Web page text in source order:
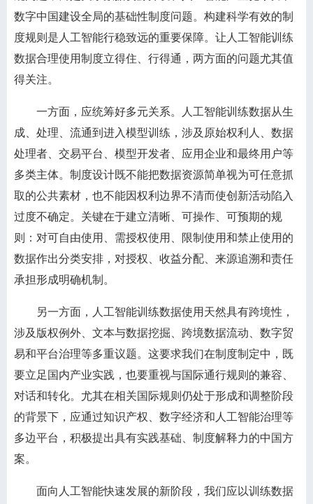
数字中国建设全局的基础性制度问题。构建科学有效的制
度规则是人工智能行稳致远的重要保障。让人工智能训练
数据合理使用制度立得住、行得通，两方面的问题尤其值
得关注。
一方面，应统筹好多元关系。人工智能训练数据从生
成、处理、流通到进入模型训练，涉及原始权利人、数据
处理者、交易平台、模型开发者、应用企业和最终用户等
多类主体。制度设计既不能把数据资源简单视为可任意抓
取的公共素材，也不能因权利边界不清而使创新活动陷入
过度不确定。关键在于建立清晰、可操作、可预期的规
则：对可自由使用、需授权使用、限制使用和禁止使用的
数据作出分类安排，对授权、收益分配、来源追溯和责任
承担形成明确机制。
另一方面，人工智能训练数据使用天然具有跨境性，
涉及版权例外、文本与数据挖掘、跨境数据流动、数字贸
易和平台治理等多重议题。这要求我们在制度制定中，既
要立足国内产业实践，也要重视与国际通行规则的兼容、
对话和转化。尤其在相关国际规则仍处于形成和调整阶段
的背景下，应通过知识产权、数字经济和人工智能治理等
多边平台，积极提出具有实践基础、制度解释力的中国方
案。
面向人工智能快速发展的新阶段，我们应以训练数据